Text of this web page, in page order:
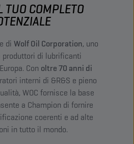
TUO COMPLETO
di Wolf Oil Corporation, uno
produttori di lubrificanti
Con oltre 70 anni di
interni di &R&S e pieno
WOC fornisce la base
a Champion di fornire
coerenti e ad alte
in tutto il mondo.